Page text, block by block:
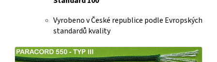
Vyrobeno v České republice podle Evropských
standardů kvality